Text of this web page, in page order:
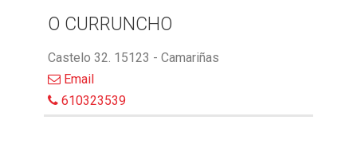
O CURRUNCHO
Castelo 32. 15123 - Camariñas
Email
610323539